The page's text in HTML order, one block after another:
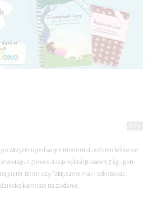
wizycie u pediatry z moim maluszkiem lekko sie
ciagu 1,5 miesiaca przybral prawie 1,5 kg ..pani
piersi..hmm..czy faktycznie mam odmawiac
karmi sie na zadanie..